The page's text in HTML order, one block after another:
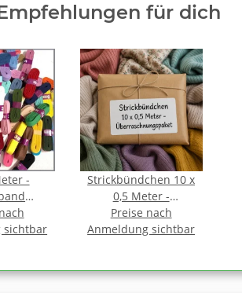
für dich
-
1,2 cm
sichtbar
Strickbündchen 10 x
0,5 Meter -
Überraschnungspaket
Preise nach
Anmeldung sichtbar